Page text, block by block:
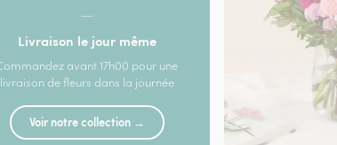
—
Livraison le jour même
avant 17h00 pour une
livraison de fleurs dans la journée
Voir notre collection →